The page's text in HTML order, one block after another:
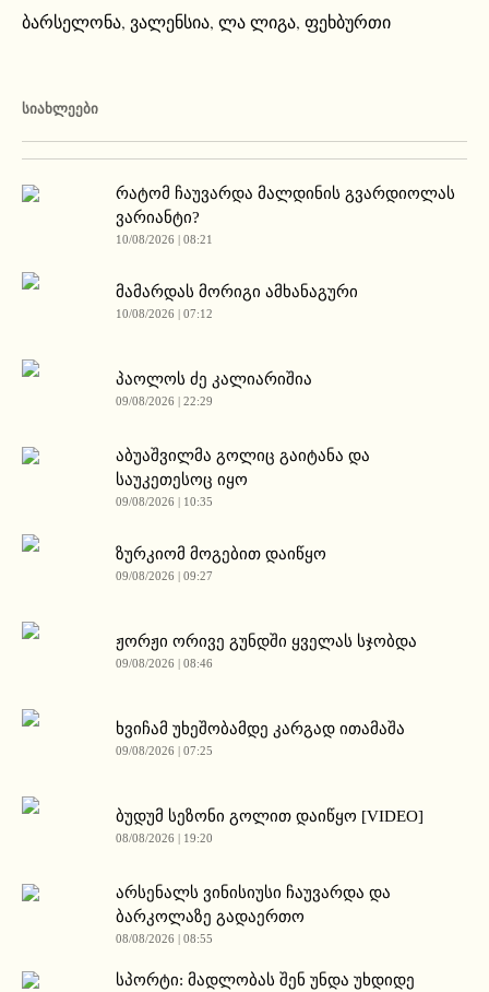
ბარსელონა, ვალენსია, ლა ლიგა, ფეხბურთი
ᲡᲘᲐᲮᲚᲔᲔᲑᲘ
რატომ ჩაუვარდა მალდინის გვარდიოლას
ვარიანტი?
10/08/2026 | 08:21
მამარდას მორიგი ამხანაგური
10/08/2026 | 07:12
პაოლოს ძე კალიარიშია
09/08/2026 | 22:29
აბუაშვილმა გოლიც გაიტანა და
საუკეთესოც იყო
09/08/2026 | 10:35
ზურკიომ მოგებით დაიწყო
09/08/2026 | 09:27
ჟორჟი ორივე გუნდში ყველას სჯობდა
09/08/2026 | 08:46
ხვიჩამ უხეშობამდე კარგად ითამაშა
09/08/2026 | 07:25
ბუდუმ სეზონი გოლით დაიწყო [VIDEO]
08/08/2026 | 19:20
არსენალს ვინისიუსი ჩაუვარდა და
ბარკოლაზე გადაერთო
08/08/2026 | 08:55
სპორტი: მადლობას შენ უნდა უხდიდე